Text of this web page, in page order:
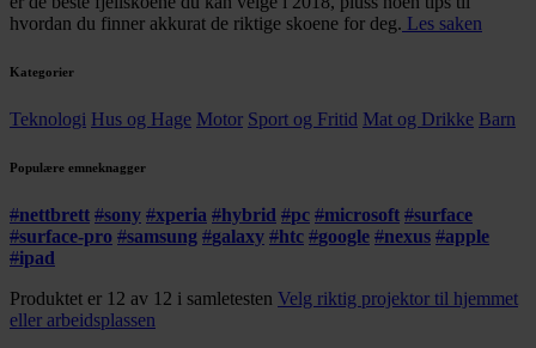
hvordan du finner akkurat de riktige skoene for deg. Les saken
Kategorier
Teknologi Hus og Hage Motor Sport og Fritid Mat og Drikke Barn
Populære emneknagger
#nettbrett #sony #xperia #hybrid #pc #microsoft #surface
#surface-pro #samsung #galaxy #htc #google #nexus #apple
#ipad
Produktet er 12 av 12 i samletesten Velg riktig projektor til hjemmet
eller arbeidsplassen